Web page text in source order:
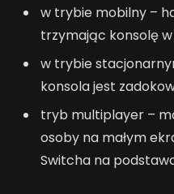
w trybie mobilny –
trzymając konsolę
w trybie
konsola jest
tryb multiplayer –
osoby na małym
Switcha na